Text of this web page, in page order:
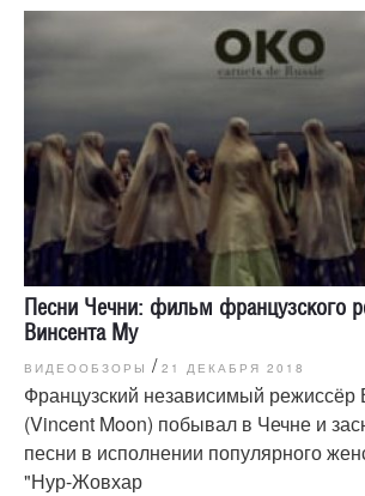
Песни Чечни: фильм французского
Винсента Му
ВИДЕООБЗОРЫ / 21 ДЕКАБРЯ 2018
Французский независимый режиссёр
(Vincent Moon) побывал в Чечне и
песни в исполнении популярного
"Нур-Жовхар